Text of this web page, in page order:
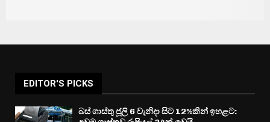
EDITOR'S PICKS
බස් ගාස්තු ජූලි 6 වැනිදා සිට 12%කින් ඉහළට: